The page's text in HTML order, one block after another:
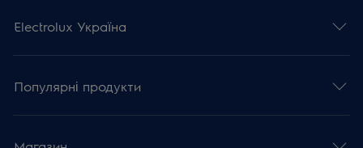
Electrolux Україна
Популярні продукти